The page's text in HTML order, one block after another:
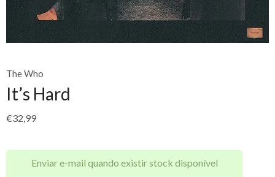
The Who
It’s Hard
€32,99
Enviar e-mail quando existir stock disponível